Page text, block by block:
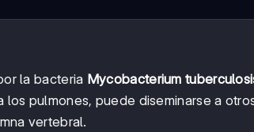
la bacteria Mycobacterium
pulmones, puede diseminarse a
vertebral.